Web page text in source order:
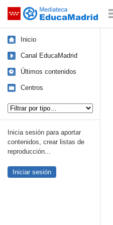
Saltar navegación
Inicio
Canal EducaMadrid
Últimos contenidos
Centros
Inicia sesión para aportar
contenidos, crear listas de
reproducción...
Iniciar sesión